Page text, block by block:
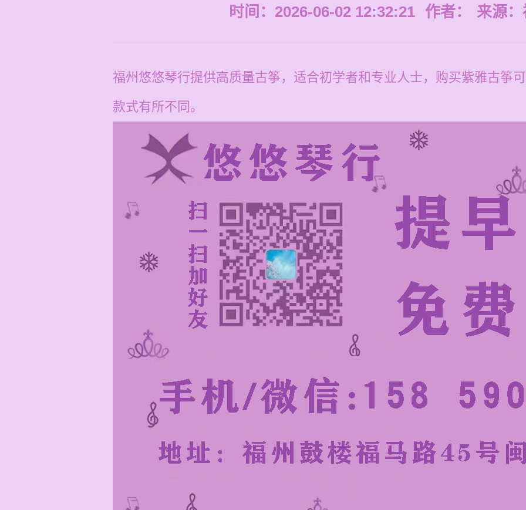
时间：2026-06-02 12:32:21 作者： 来源：
福州悠悠琴行提供高质量古筝，适合初学者和专业人士，购买紫雅古筝
款式有所不同。